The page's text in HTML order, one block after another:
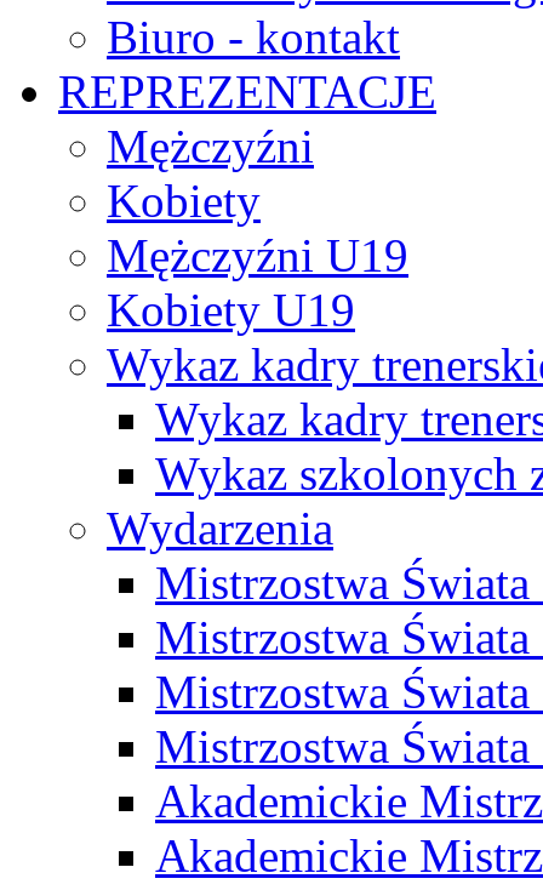
Biuro - kontakt
REPREZENTACJE
Mężczyźni
Kobiety
Mężczyźni U19
Kobiety U19
Wykaz kadry
Wykaz kadry
Wykaz szkolonych
Wydarzenia
Mistrzostwa
Mistrzostwa
Mistrzostwa
Mistrzostwa
Akademickie
Akademickie